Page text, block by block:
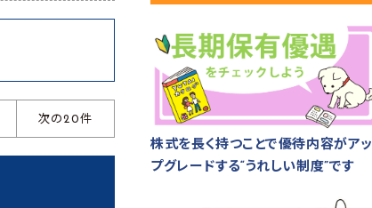
次の20件
株式を長く持つことで優待内容がアッ
プグレードする“うれしい制度”です